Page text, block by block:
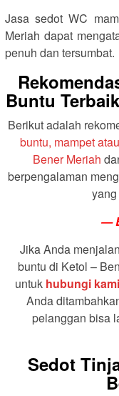
Jasa sedot WC
Meriah dapat
penuh dan tersumbat.
Buntu
Berikut adalah
buntu, mampet
Bener Meriah
berpengalaman
—
Jika Anda
buntu di Ketol –
untuk hubungi kami
Anda
pelanggan bisa
Sedot